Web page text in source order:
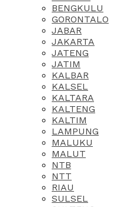
BENGKULU
GORONTALO
JABAR
JAKARTA
JATENG
JATIM
KALBAR
KALSEL
KALTARA
KALTENG
KALTIM
LAMPUNG
MALUKU
MALUT
NTB
NTT
RIAU
SULSEL